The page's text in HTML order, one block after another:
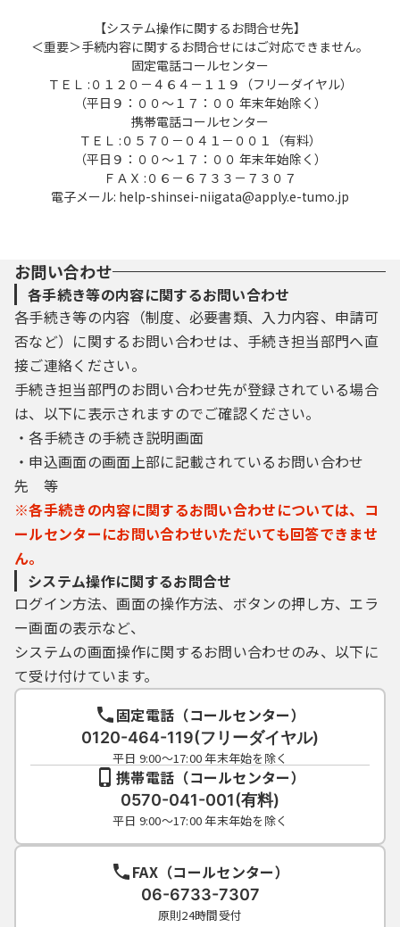
【システム操作に関するお問合せ先】
＜重要＞手続内容に関するお問合せにはご対応できません。
固定電話コールセンター
ＴＥＬ :０１２０－４６４－１１９（フリーダイヤル）
（平日９：００～１７：００ 年末年始除く）
携帯電話コールセンター
ＴＥＬ :０５７０－０４１－００１（有料）
（平日９：００～１７：００ 年末年始除く）
ＦＡＸ :０６－６７３３－７３０７
電子メール: help-shinsei-niigata@apply.e-tumo.jp
お問い合わせ
各手続き等の内容に関するお問い合わせ
各手続き等の内容（制度、必要書類、入力内容、申請可
否など）に関するお問い合わせは、手続き担当部門へ直
接ご連絡ください。
手続き担当部門のお問い合わせ先が登録されている場合
は、以下に表示されますのでご確認ください。
・各手続きの手続き説明画面
・申込画面の画面上部に記載されているお問い合わせ
先 等
※各手続きの内容に関するお問い合わせについては、コ
ールセンターにお問い合わせいただいても回答できませ
ん。
システム操作に関するお問合せ
ログイン方法、画面の操作方法、ボタンの押し方、エラ
ー画面の表示など、
システムの画面操作に関するお問い合わせのみ、以下に
て受け付けています。
固定電話（コールセンター）
0120-464-119(フリーダイヤル)
平日 9:00～17:00 年末年始を除く
携帯電話（コールセンター）
0570-041-001(有料)
平日 9:00～17:00 年末年始を除く
FAX（コールセンター）
06-6733-7307
原則24時間受付